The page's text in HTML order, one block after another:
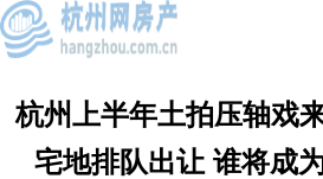
杭州上半年土拍压轴戏
宅地排队出让 谁将成